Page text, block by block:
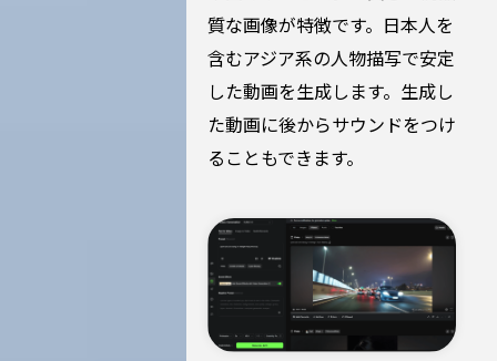
質な画像が特徴です。日本人を
含むアジア系の人物描写で安定
した動画を生成します。生成し
た動画に後からサウンドをつけ
ることもできます。